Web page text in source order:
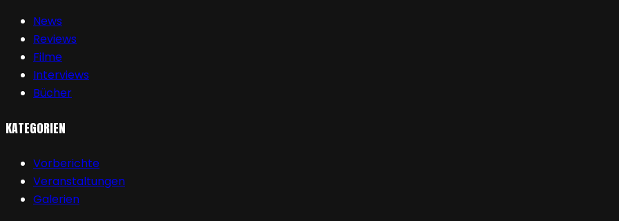
News
Reviews
Filme
Interviews
Bücher
KATEGORIEN
Vorberichte
Veranstaltungen
Galerien